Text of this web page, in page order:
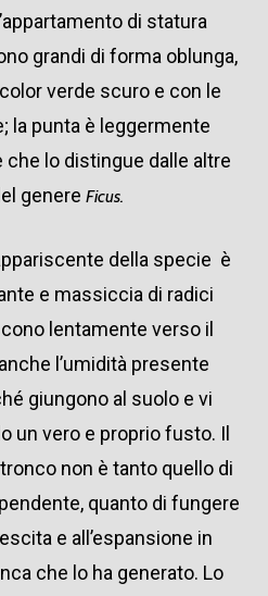
di statura
grandi di forma oblunga,
verde scuro e con le
la punta è leggermente
che lo distingue dalle altre
genere Ficus.
della specie è
e massiccia di radici
lentamente verso il
l’umidità presente
giungono al suolo e vi
un vero e proprio fusto. Il
non è tanto quello di
quanto di fungere
e all’espansione in
che lo ha generato. Lo